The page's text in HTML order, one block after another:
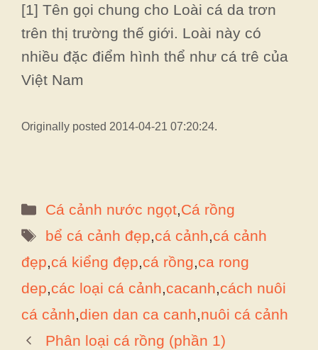
[1] Tên gọi chung cho Loài cá da trơn
trên thị trường thế giới. Loài này có
nhiều đặc điểm hình thể như cá trê của
Việt Nam
Originally posted 2014-04-21 07:20:24.
Danh
mục
Cá cảnh nước ngọt,Cá rồng
Thẻ
bể cá cảnh đẹp,cá cảnh,cá cảnh
đẹp,cá kiểng đẹp,cá rồng,ca rong
dep,các loại cá cảnh,cacanh,cách nuôi
cá cảnh,dien dan ca canh,nuôi cá cảnh
Phân loại cá rồng (phần 1)